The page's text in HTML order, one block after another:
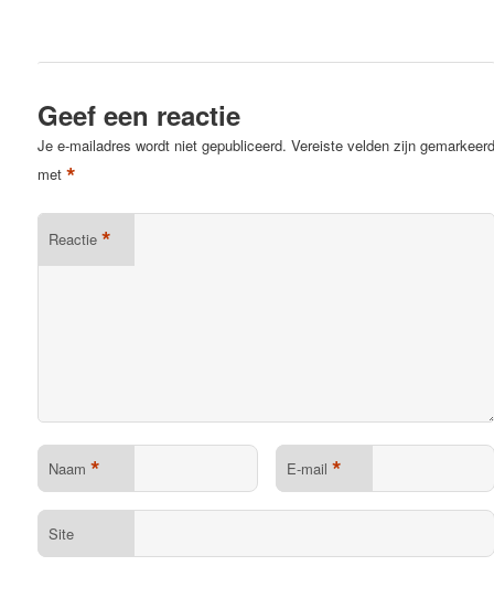
Geef een reactie
Je e-mailadres wordt niet gepubliceerd. Vereiste velden zijn
met*
Reactie *
Naam * E-mail *
Site